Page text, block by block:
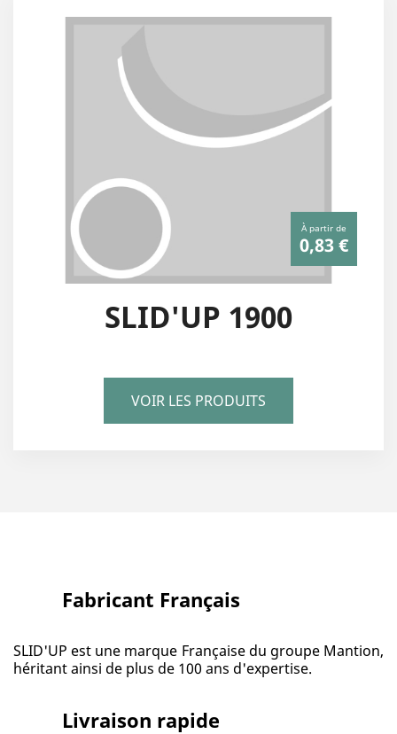
À partir de
0,83 €
SLID'UP 1900
VOIR LES PRODUITS
Fabricant Français
SLID'UP est une marque Française du groupe Mantion,
héritant ainsi de plus de 100 ans d'expertise.
Livraison rapide